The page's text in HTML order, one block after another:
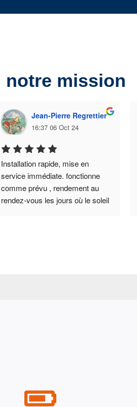
notre mission
Jean-Pierre Regrettier
16:37 06 Oct 24
Installation rapide, mise en
service immédiate. fonctionne
comme prévu , rendement au
rendez-vous les jours où le soleil